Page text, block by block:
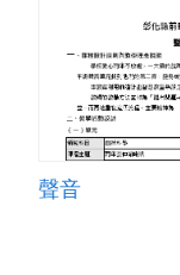
聲音